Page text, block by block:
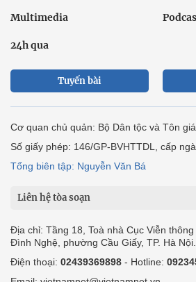
Multimedia
24h qua
Tuyến bài
Cơ quan chủ quản: Bộ Dân tộc và Tôn
Số giấy phép: 146/GP-BVHTTDL, cấp
Tổng biên tập: Nguyễn Văn Bá
Liên hệ tòa soạn
Địa chỉ: Tầng 18, Toà nhà Cục Viễn
Đình Nghệ, phường Cầu Giấy, TP. Hà Nội.
Điện thoại: 02439369898 - Hotline: